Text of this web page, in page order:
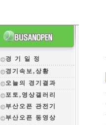
경 기 일 정
경기속보,상황
오늘의 경기결과
포토,영상갤러리
부산오픈 관전 기
부산오픈 동영상